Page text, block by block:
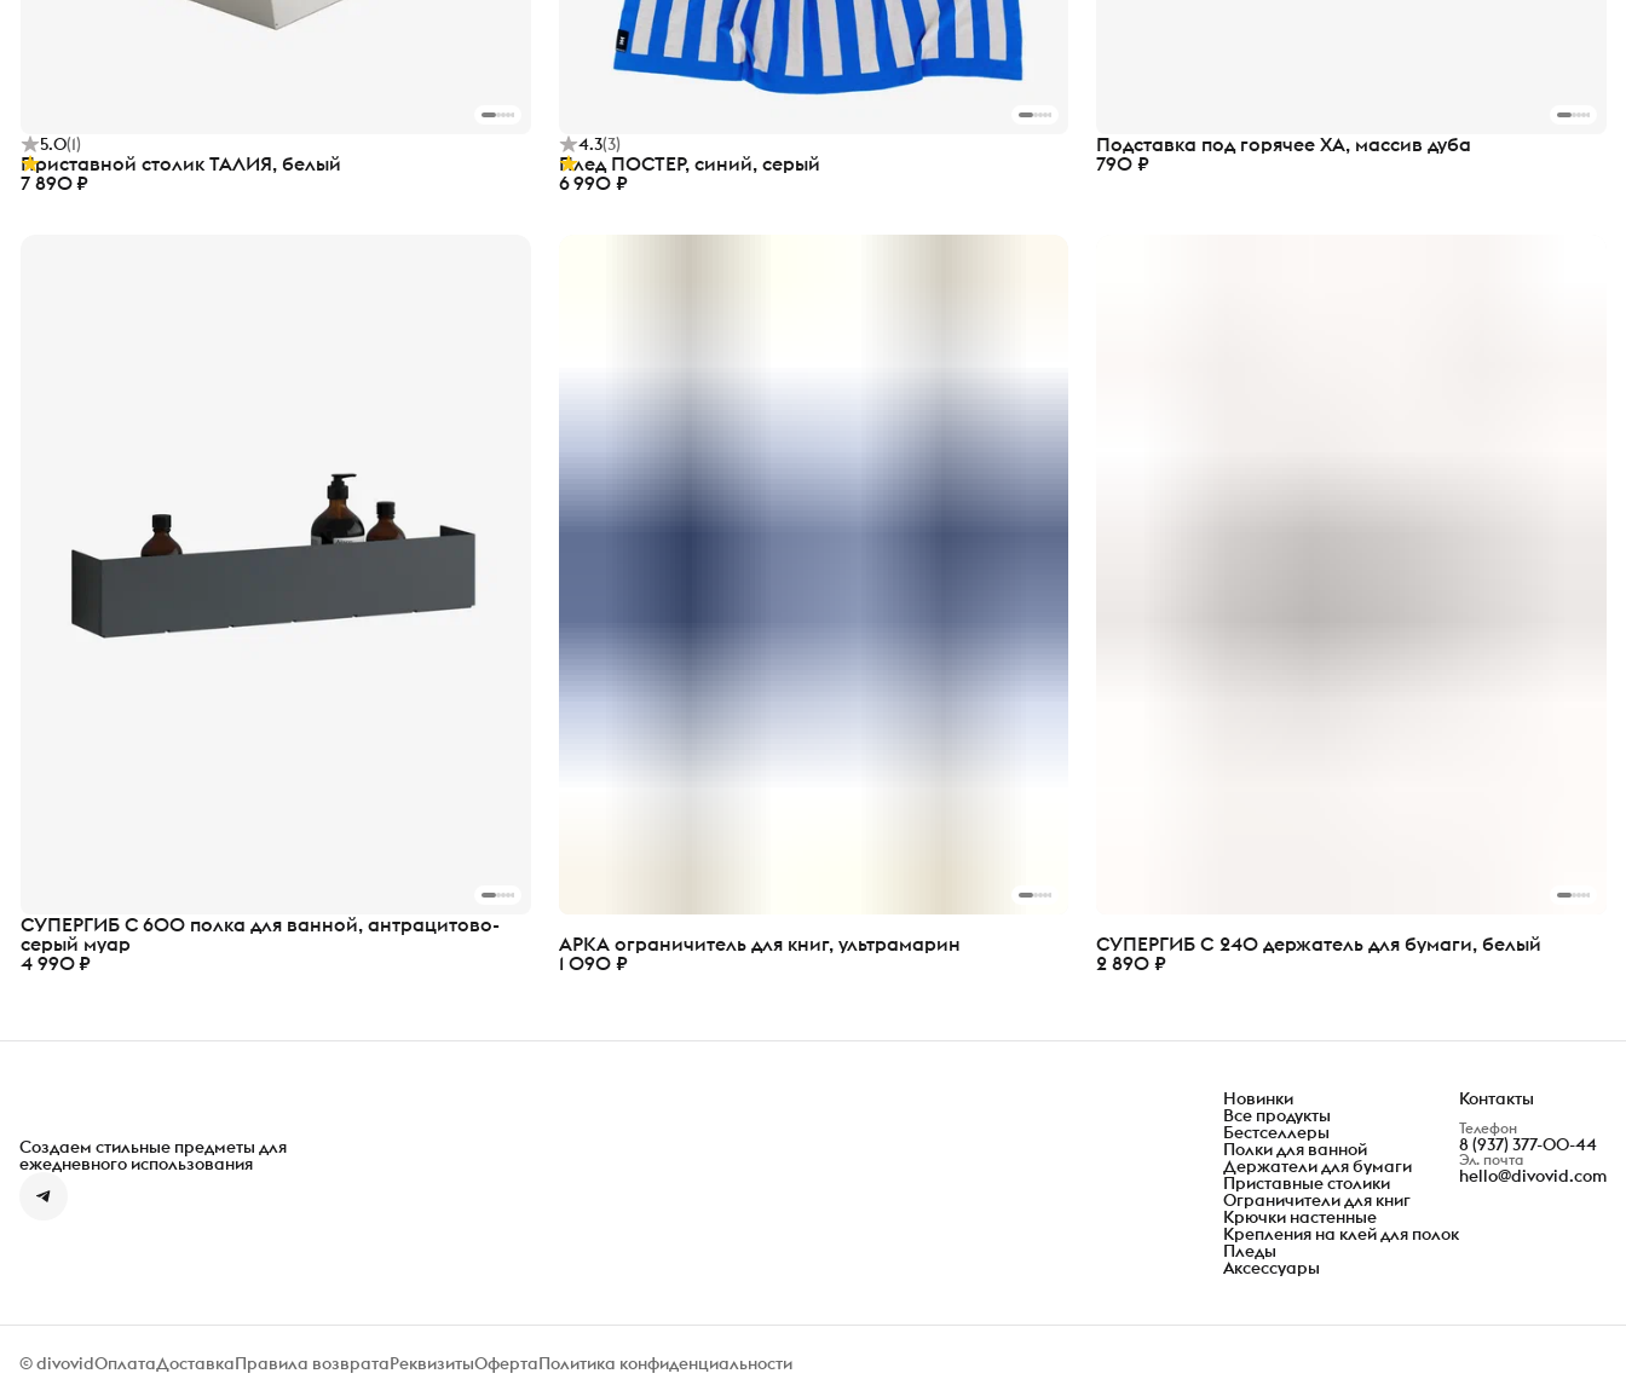
5.0(1)
7 890 ₽
Приставной столик ТАЛИЯ, белый
4.3(3)
6 990 ₽
Плед ПОСТЕР, синий, серый 790 ₽
Подставка под горячее ХА, массив дуба
4 990 ₽
СУПЕРГИБ С 600 полка для ванной, антрацитово-
серый муар
1 090 ₽
АРКА ограничитель для книг, ультрамарин
2 890 ₽
СУПЕРГИБ C 240 держатель для бумаги, белый
Создаем стильные предметы для
ежедневного использования
Новинки
Все продукты
Бестселлеры
Полки для ванной
Держатели для бумаги
Приставные столики
Ограничители для книг
Крючки настенные
Крепления на клей для полок
Пледы
Аксессуары
Контакты
Телефон
8 (937) 377-00-44
Эл. почта
hello@divovid.com
© divovidОплатаДоставкаПравила возвратаРеквизитыОфертаПолитика конфиденциальности